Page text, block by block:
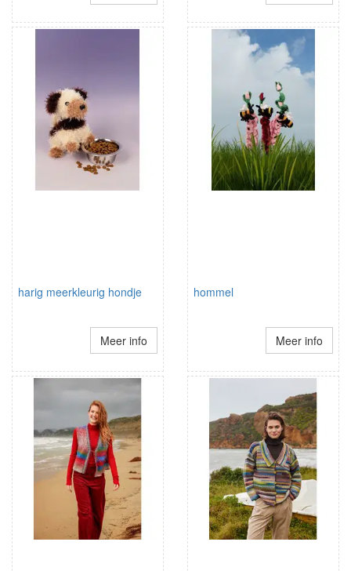
harig meerkleurig hondje
Meer info
hommel
Meer info